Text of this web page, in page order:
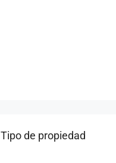
Tipo de propiedad